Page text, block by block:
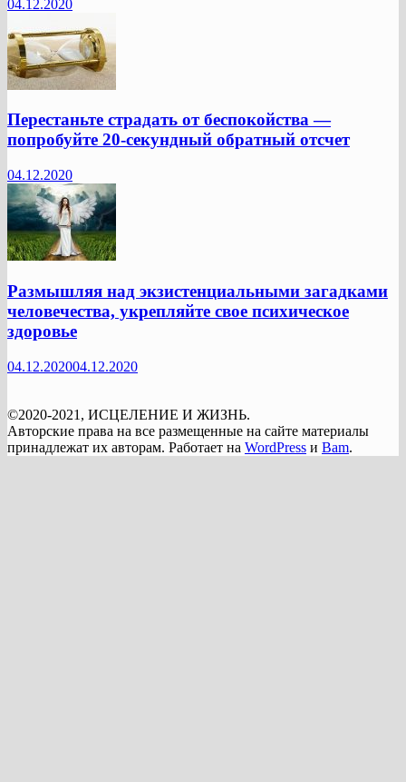
04.12.2020
Перестаньте страдать от беспокойства —
попробуйте 20-секундный обратный отсчет
04.12.2020
Размышляя над экзистенциальными загадками
человечества, укрепляйте свое психическое
здоровье
04.12.202004.12.2020
©2020-2021, ИСЦЕЛЕНИЕ И ЖИЗНЬ.
Авторские права на все размещенные на сайте материалы
принадлежат их авторам. Работает на WordPress и Bam.